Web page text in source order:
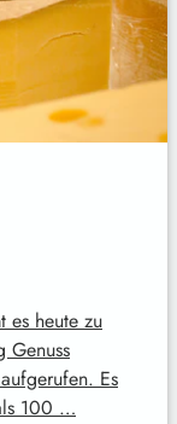
es heute zu
Genuss
Es
100 …